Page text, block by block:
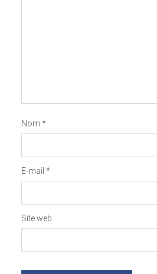
Nom *
E-mail *
Site web